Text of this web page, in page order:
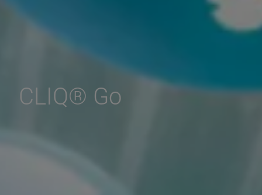
CLIQ® Go